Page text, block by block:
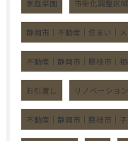
家庭菜園 市街化調整区域
静岡市｜不動産｜住まい｜
不動産｜静岡市｜藤枝市｜
お引渡し リノベーション
不動産｜静岡市｜藤枝市｜